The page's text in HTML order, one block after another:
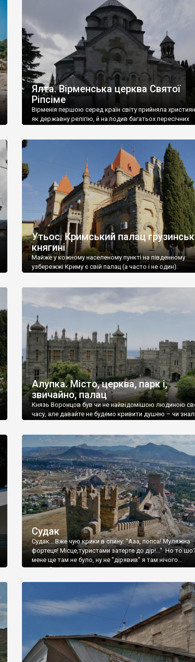
називаються «повстяками» (postaki)…” “Вино. Крим
виробляє відмінне вино і його вдосталь: воно все
легке біле і дуже […]
Ялта. Вірменська церква Святої
Ріпсіме
Вірменія першою серед країн світу прийняла
як державну релігію, й на подив багатьох пересічних
Утьос. Кримський палац
княгині
Майже у кожному населеному пункті на південному
узбережжі Криму є свій палац (а часто і не один).
Алупка. Місто, церква, парк і,
звичайно, палац
Князь Воронцов був чи не найвідомішою людиною
часу, але давайте не будемо кривити душею – чи
Судак
Судак... Вже чую крики в спину: "Ааа, попса! Муляжна
фортеця! Місце,туристами затерте до дір!..." Но то
мене ще там не було, ну не "дірявив" я там нічого...
принаймні до цього літа.